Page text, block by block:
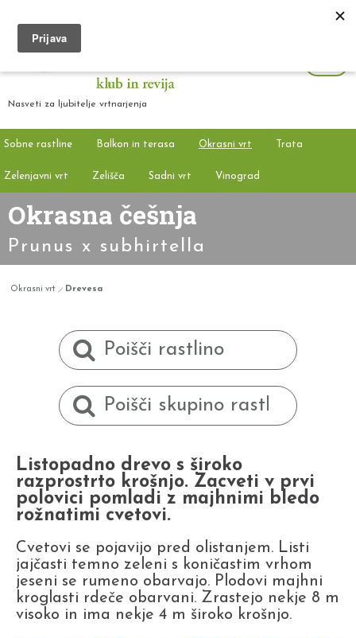
Nasveti za ljubitelje vrtnarjenja
Sobne rastline Balkon in terasa Okrasni vrt Trata
Zelenjavni vrt Zelišča Sadni vrt Vinograd
Okrasna češnja
Prunus x subhirtella
Okrasni vrt Drevesa
Listopadno drevo s široko
razprostrto krošnjo. Zacveti v prvi
polovici pomladi z majhnimi bledo
rožnatimi cvetovi.
Cvetovi se pojavijo pred olistanjem. Listi
jajčasti temno zeleni s koničastim vrhom
jeseni se rumeno obarvajo. Plodovi majhni
kroglasti rdeče obarvani. Zrastejo nekje 8 m
visoko in ima nekje 4 m široko krošnjo.